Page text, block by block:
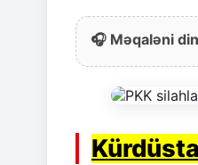
🎧 Məqaləni